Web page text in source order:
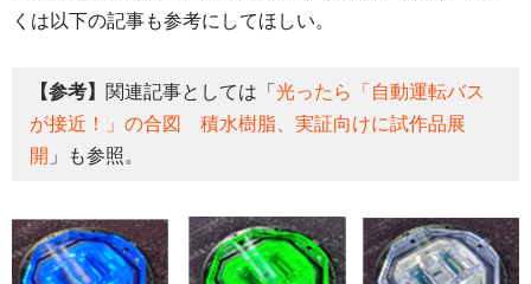
くは以下の記事も参考にしてほしい。
【参考】 関連記事としては「 光ったら「自動運転バス
が接近！」の合図 積水樹脂、実証向けに試作品展
開 」も参照。